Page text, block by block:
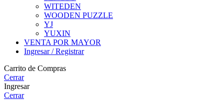
WITEDEN
WOODEN PUZZLE
YJ
YUXIN
VENTA POR MAYOR
Ingresar / Registrar
Carrito de Compras
Cerrar
Ingresar
Cerrar